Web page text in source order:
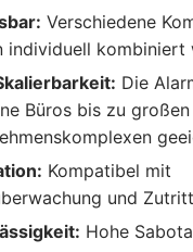
Verschiedene
individuell kombiniert
Die
Büros bis zu großen
Kompatibel mit
und
Hohe